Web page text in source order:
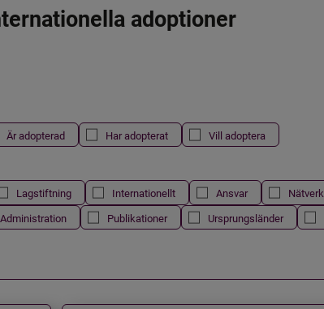
adoptioner
Är adopterad Har adopterat Vill adoptera
Lagstiftning Internationellt Ansvar Nätverk
Administration Publikationer Ursprungsländer